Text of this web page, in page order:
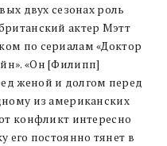
двух сезонах роль
актер Мэтт
по сериалам «Доктор
«Он [Филипп]
женой и долгом перед
из американских
конфликт интересно
его постоянно тянет в